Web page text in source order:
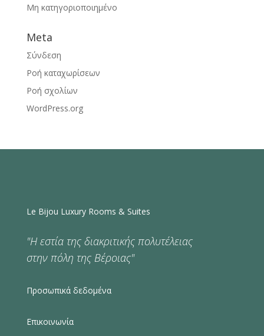
Μη κατηγοριοποιημένο
Meta
Σύνδεση
Ροή καταχωρίσεων
Ροή σχολίων
WordPress.org
Le Bijou Luxury Rooms & Suites
"Η εστία της διακριτικής πολυτέλειας
στην πόλη της Βέροιας"
Προσωπικά δεδομένα
Επικοινωνία